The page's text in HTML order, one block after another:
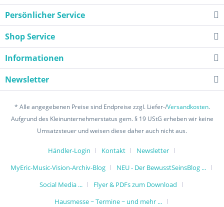
Persönlicher Service
Shop Service
Informationen
Newsletter
* Alle angegebenen Preise sind Endpreise zzgl. Liefer-/Versandkosten.
Aufgrund des Kleinunternehmerstatus gem. § 19 UStG erheben wir keine
Umsatzsteuer und weisen diese daher auch nicht aus.
Händler-Login Kontakt
Newsletter
MyEric-Music-Vision-Archiv-Blog
NEU - Der BewusstSeinsBlog ...
Social Media ...
Flyer & PDFs zum Download
Hausmesse ~ Termine ~ und mehr ...